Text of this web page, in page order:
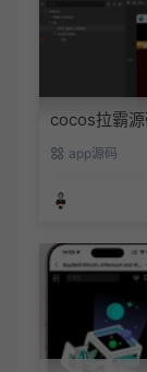
cocos拉霸
app源码